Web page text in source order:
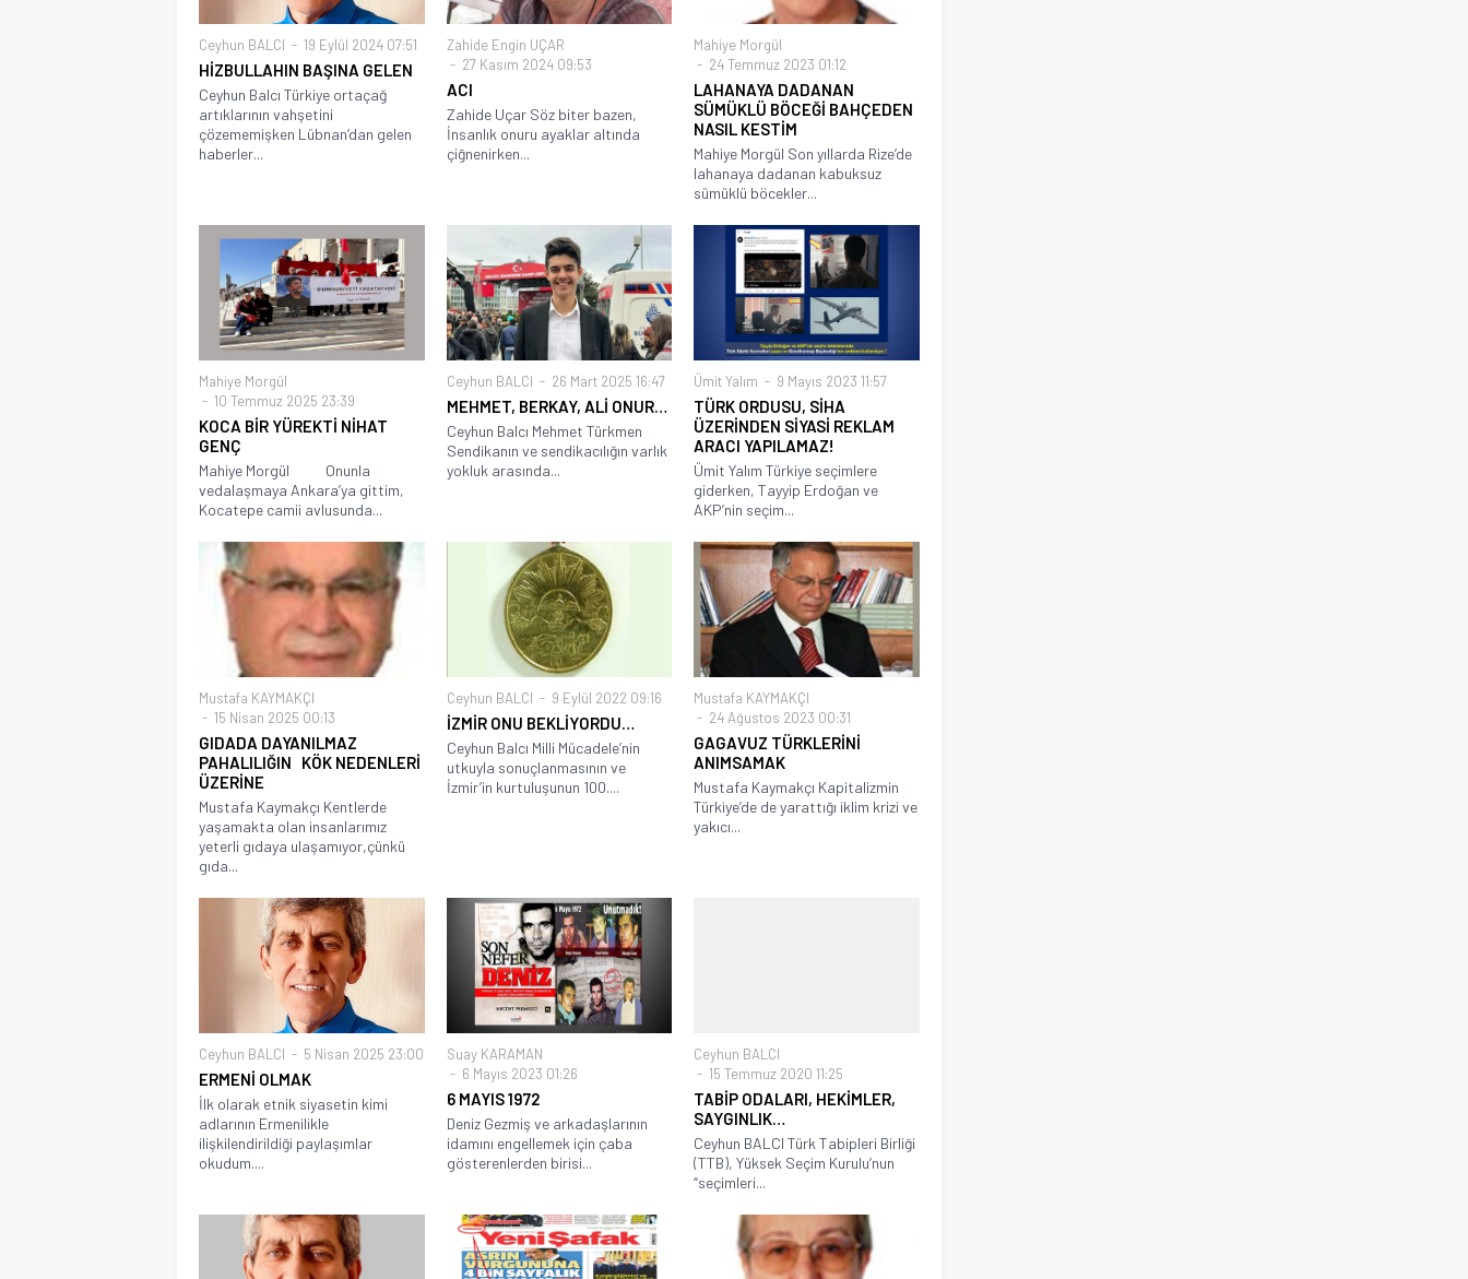
Ceyhun BALCI 19 Eylül 2024 07:51
HİZBULLAHIN BAŞINA GELEN
Ceyhun Balcı Türkiye ortaçağ
artıklarının vahşetini
çözememişken Lübnan’dan gelen
haberler...
Zahide Engin UÇAR
27 Kasım 2024 09:53
ACI
Zahide Uçar Söz biter bazen,
İnsanlık onuru ayaklar altında
çiğnenirken...
Mahiye Morgül
24 Temmuz 2023 01:12
LAHANAYA DADANAN
SÜMÜKLÜ BÖCEĞİ BAHÇEDEN
NASIL KESTİM
Mahiye Morgül Son yıllarda Rize’de
lahanaya dadanan kabuksuz
sümüklü böcekler...
Mahiye Morgül
10 Temmuz 2025 23:39
KOCA BİR YÜREKTİ NİHAT
GENÇ
Mahiye Morgül Onunla
vedalaşmaya Ankara’ya gittim,
Kocatepe camii avlusunda...
Ceyhun BALCI 26 Mart 2025 16:47
MEHMET, BERKAY, ALİ ONUR…
Ceyhun Balcı Mehmet Türkmen
Sendikanın ve sendikacılığın varlık
yokluk arasında...
Ümit Yalım 9 Mayıs 2023 11:57
TÜRK ORDUSU, SİHA
ÜZERİNDEN SİYASİ REKLAM
ARACI YAPILAMAZ!
Ümit Yalım Türkiye seçimlere
giderken, Tayyip Erdoğan ve
AKP’nin seçim...
Mustafa KAYMAKÇI
15 Nisan 2025 00:13
GIDADA DAYANILMAZ
PAHALILIĞIN KÖK NEDENLERİ
ÜZERİNE
Mustafa Kaymakçı Kentlerde
yaşamakta olan insanlarımız
yeterli gıdaya ulaşamıyor,çünkü
gıda...
Ceyhun BALCI 9 Eylül 2022 09:16
İZMİR ONU BEKLİYORDU…
Ceyhun Balcı Milli Mücadele’nin
utkuyla sonuçlanmasının ve
İzmir’in kurtuluşunun 100....
Mustafa KAYMAKÇI
24 Ağustos 2023 00:31
GAGAVUZ TÜRKLERİNİ
ANIMSAMAK
Mustafa Kaymakçı Kapitalizmin
Türkiye’de de yarattığı iklim krizi ve
yakıcı...
Ceyhun BALCI 5 Nisan 2025 23:00
ERMENİ OLMAK
İlk olarak etnik siyasetin kimi
adlarının Ermenilikle
ilişkilendirildiği paylaşımlar
okudum....
Suay KARAMAN
6 Mayıs 2023 01:26
6 MAYIS 1972
Deniz Gezmiş ve arkadaşlarının
idamını engellemek için çaba
gösterenlerden birisi...
Ceyhun BALCI
15 Temmuz 2020 11:25
TABİP ODALARI, HEKİMLER,
SAYGINLIK…
Ceyhun BALCI Türk Tabipleri Birliği
(TTB), Yüksek Seçim Kurulu’nun
“seçimleri...